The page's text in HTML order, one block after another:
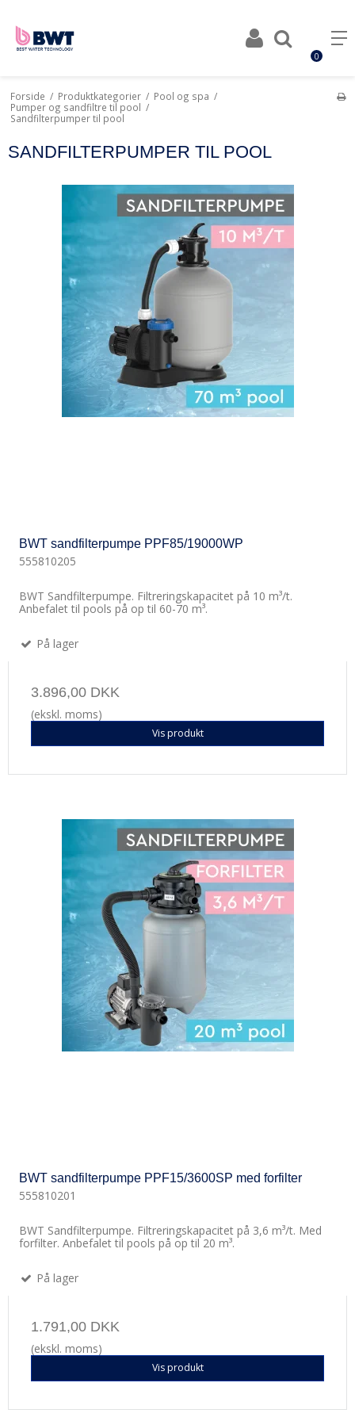
0
Forside / Produktkategorier / Pool og spa /
Pumper og sandfiltre til pool /
Sandfilterpumper til pool
SANDFILTERPUMPER TIL POOL
BWT sandfilterpumpe PPF85/19000WP
555810205
BWT Sandfilterpumpe. Filtreringskapacitet på 10 m³/t.
Anbefalet til pools på op til 60-70 m³.
På lager
3.896,00 DKK
(ekskl. moms)
Vis produkt
BWT sandfilterpumpe PPF15/3600SP med forfilter
555810201
BWT Sandfilterpumpe. Filtreringskapacitet på 3,6 m³/t. Med
forfilter. Anbefalet til pools på op til 20 m³.
På lager
1.791,00 DKK
(ekskl. moms)
Vis produkt